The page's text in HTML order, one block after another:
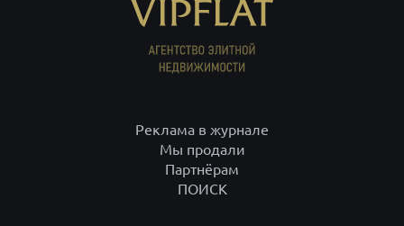
Реклама в журнале
Мы продали
Партнёрам
ПОИСК